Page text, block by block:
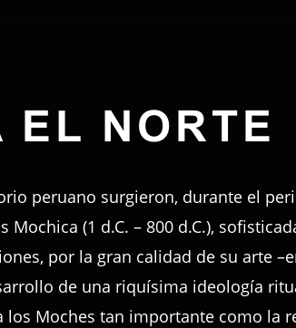
EL NORTE
peruano surgieron, durante el
Mochica (1 d.C. – 800 d.C.),
por la gran calidad de su arte
de una riquísima ideología
los Moches tan importante como la